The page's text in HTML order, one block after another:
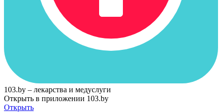
103.by – лекарства и медуслуги
Открыть в приложении 103.by
Открыть